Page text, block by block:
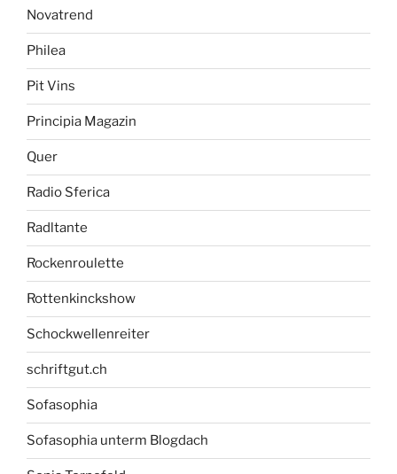
Novatrend
Philea
Pit Vins
Principia Magazin
Quer
Radio Sferica
Radltante
Rockenroulette
Rottenkinckshow
Schockwellenreiter
schriftgut.ch
Sofasophia
Sofasophia unterm Blogdach